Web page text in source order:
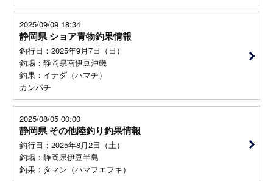
2025/09/09 18:34
静岡県 ショア青物釣果情報
釣行日：2025年9月7日（日）
釣場：静岡県南伊豆沖磯
釣果：イナダ（ハマチ）
カンパチ
2025/08/05 00:00
静岡県 その他陸釣り釣果情報
釣行日：2025年8月2日（土）
釣場：静岡県伊豆半島
釣果：タマン（ハマフエフキ）